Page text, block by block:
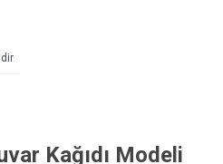
Kağıdı Modeli